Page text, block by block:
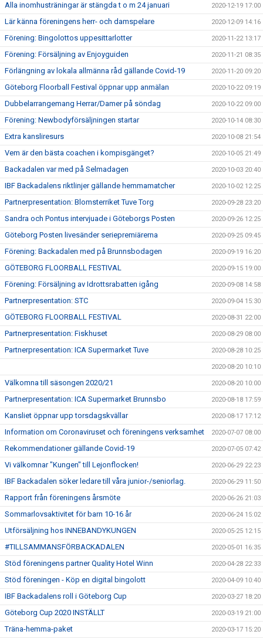
Alla inomhusträningar är stängda t o m 24 januari 2020-12-19 17:00
Lär känna föreningens herr- och damspelare 2020-12-09 14:16
Förening: Bingolottos uppesittarlotter 2020-11-22 13:17
Förening: Försäljning av Enjoyguiden 2020-11-21 08:35
Förlängning av lokala allmänna råd gällande Covid-19 2020-11-20 09:20
Göteborg Floorball Festival öppnar upp anmälan 2020-10-22 09:19
Dubbelarrangemang Herrar/Damer på söndag 2020-10-22 09:00
Förening: Newbodyförsäljningen startar 2020-10-14 08:30
Extra kansliresurs 2020-10-08 21:54
Vem är den bästa coachen i kompisgänget? 2020-10-05 21:49
Backadalen var med på Selmadagen 2020-10-03 20:40
IBF Backadalens riktlinjer gällande hemmamatcher 2020-10-02 12:25
Partnerpresentation: Blomsterriket Tuve Torg 2020-09-28 23:20
Sandra och Pontus intervjuade i Göteborgs Posten 2020-09-26 12:25
Göteborg Posten livesänder seriepremiärerna 2020-09-25 09:45
Förening: Backadalen med på Brunnsbodagen 2020-09-19 16:20
GÖTEBORG FLOORBALL FESTIVAL 2020-09-15 19:00
Förening: Försäljning av Idrottsrabatten igång 2020-09-08 14:58
Partnerpresentation: STC 2020-09-04 15:30
GÖTEBORG FLOORBALL FESTIVAL 2020-08-31 22:00
Partnerpresentation: Fiskhuset 2020-08-29 08:00
Partnerpresentation: ICA Supermarket Tuve 2020-08-28 10:25
2020-08-20 10:10
Välkomna till säsongen 2020/21 2020-08-20 10:00
Partnerpresentation: ICA Supermarket Brunnsbo 2020-08-18 17:59
Kansliet öppnar upp torsdagskvällar 2020-08-17 17:12
Information om Coronaviruset och föreningens verksamhet 2020-07-07 08:00
Rekommendationer gällande Covid-19 2020-07-05 07:42
Vi välkomnar "Kungen" till Lejonflocken! 2020-06-29 22:23
IBF Backadalen söker ledare till våra junior-/seniorlag. 2020-06-29 11:50
Rapport från föreningens årsmöte 2020-06-26 21:03
Sommarlovsaktivitet för barn 10-16 år 2020-06-24 15:02
Utförsäljning hos INNEBANDYKUNGEN 2020-05-25 12:15
#TILLSAMMANSFÖRBACKADALEN 2020-05-01 16:35
Stöd föreningens partner Quality Hotel Winn 2020-04-28 22:33
Stöd föreningen - Köp en digital bingolott 2020-04-09 10:40
IBF Backadalens roll i Göteborg Cup 2020-03-27 18:20
Göteborg Cup 2020 INSTÄLLT 2020-03-19 21:00
Träna-hemma-paket 2020-03-17 15:20